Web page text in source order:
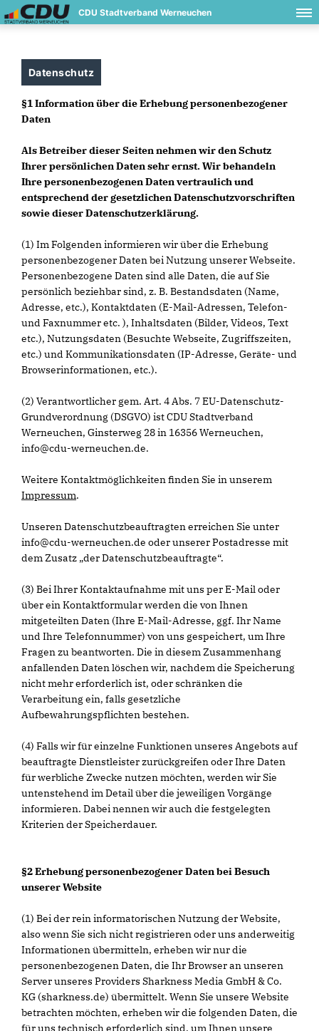
CDU Stadtverband Werneuchen
Datenschutz
§1 Information über die Erhebung personenbezogener
Daten
Als Betreiber dieser Seiten nehmen wir den Schutz
Ihrer persönlichen Daten sehr ernst. Wir behandeln
Ihre personenbezogenen Daten vertraulich und
entsprechend der gesetzlichen Datenschutzvorschriften
sowie dieser Datenschutzerklärung.
(1) Im Folgenden informieren wir über die Erhebung
personenbezogener Daten bei Nutzung unserer Webseite.
Personenbezogene Daten sind alle Daten, die auf Sie
persönlich beziehbar sind, z. B. Bestandsdaten (Name,
Adresse, etc.), Kontaktdaten (E-Mail-Adressen, Telefon-
und Faxnummer etc. ), Inhaltsdaten (Bilder, Videos, Text
etc.), Nutzungsdaten (Besuchte Webseite, Zugriffszeiten,
etc.) und Kommunikationsdaten (IP-Adresse, Geräte- und
Browserinformationen, etc.).
(2) Verantwortlicher gem. Art. 4 Abs. 7 EU-Datenschutz-
Grundverordnung (DSGVO) ist CDU Stadtverband
Werneuchen, Ginsterweg 28 in 16356 Werneuchen,
info@cdu-werneuchen.de.
Weitere Kontaktmöglichkeiten finden Sie in unserem
Impressum.
Unseren Datenschutzbeauftragten erreichen Sie unter
info@cdu-werneuchen.de oder unserer Postadresse mit
dem Zusatz „der Datenschutzbeauftragte“.
(3) Bei Ihrer Kontaktaufnahme mit uns per E-Mail oder
über ein Kontaktformular werden die von Ihnen
mitgeteilten Daten (Ihre E-Mail-Adresse, ggf. Ihr Name
und Ihre Telefonnummer) von uns gespeichert, um Ihre
Fragen zu beantworten. Die in diesem Zusammenhang
anfallenden Daten löschen wir, nachdem die Speicherung
nicht mehr erforderlich ist, oder schränken die
Verarbeitung ein, falls gesetzliche
Aufbewahrungspflichten bestehen.
(4) Falls wir für einzelne Funktionen unseres Angebots auf
beauftragte Dienstleister zurückgreifen oder Ihre Daten
für werbliche Zwecke nutzen möchten, werden wir Sie
untenstehend im Detail über die jeweiligen Vorgänge
informieren. Dabei nennen wir auch die festgelegten
Kriterien der Speicherdauer.
§2 Erhebung personenbezogener Daten bei Besuch
unserer Website
(1) Bei der rein informatorischen Nutzung der Website,
also wenn Sie sich nicht registrieren oder uns anderweitig
Informationen übermitteln, erheben wir nur die
personenbezogenen Daten, die Ihr Browser an unseren
Server unseres Providers Sharkness Media GmbH & Co.
KG (sharkness.de) übermittelt. Wenn Sie unsere Website
betrachten möchten, erheben wir die folgenden Daten, die
für uns technisch erforderlich sind, um Ihnen unsere